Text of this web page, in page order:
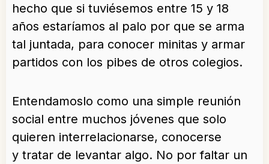
hecho que si tuviésemos entre 15 y 18
años estaríamos al palo por que se arma
tal juntada, para conocer minitas y armar
partidos con los pibes de otros colegios.
Entendamoslo como una simple reunión
social entre muchos jóvenes que solo
quieren interrelacionarse, conocerse
y tratar de levantar algo. No por faltar un